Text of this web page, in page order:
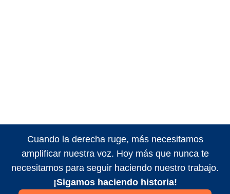
Cuando la derecha ruge, más necesitamos
amplificar nuestra voz. Hoy más que nunca te
necesitamos para seguir haciendo nuestro trabajo.
¡Sigamos haciendo historia!